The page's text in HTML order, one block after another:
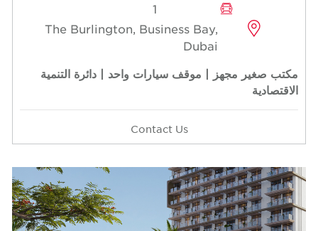
1
The Burlington, Business Bay,
Dubai
مكتب صغير مجهز | موقف سيارات واحد | دائرة التنمية
الاقتصادية
Contact Us